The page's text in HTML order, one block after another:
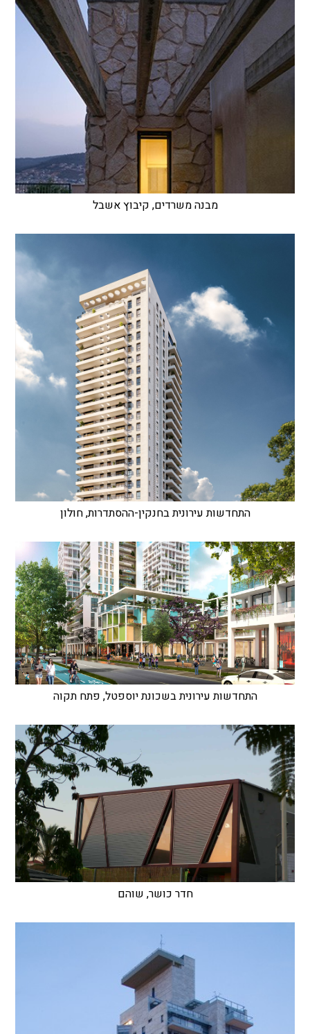
מבנה משרדים, קיבוץ אשבל
התחדשות עירונית בחנקין-ההסתדרות, חולון
התחדשות עירונית בשכונת יוספטל, פתח תקוה
חדר כושר, שוהם